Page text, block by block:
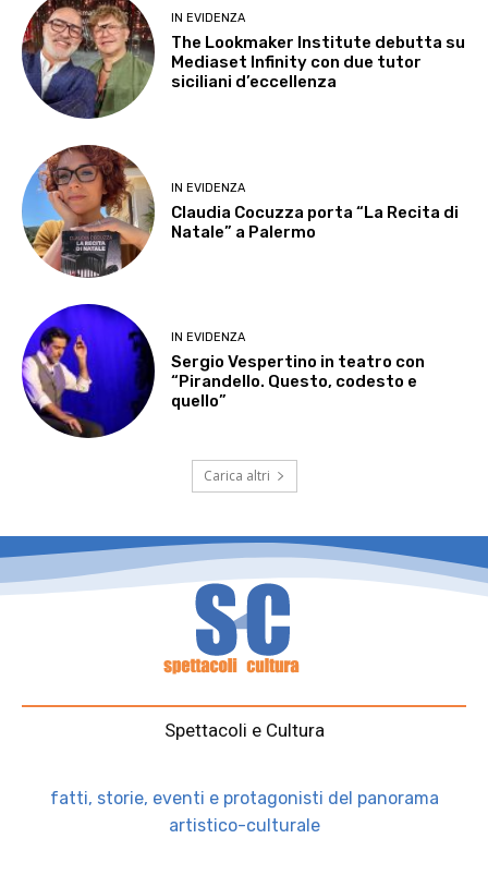
IN EVIDENZA
The Lookmaker Institute debutta su
Mediaset Infinity con due tutor
siciliani d’eccellenza
IN EVIDENZA
Claudia Cocuzza porta “La Recita di
Natale” a Palermo
IN EVIDENZA
Sergio Vespertino in teatro con
“Pirandello. Questo, codesto e
quello”
Carica altri
Spettacoli e Cultura
fatti, storie, eventi e protagonisti del panorama
artistico-culturale